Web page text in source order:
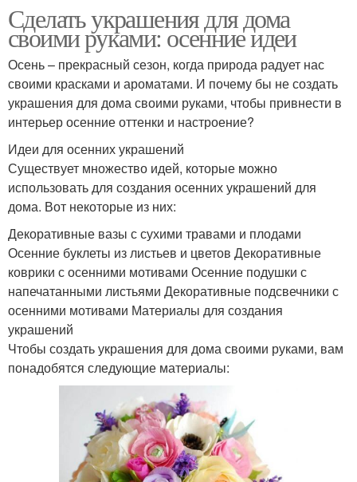
Сделать украшения для дома
своими руками: осенние идеи
Осень – прекрасный сезон, когда природа радует нас
своими красками и ароматами. И почему бы не создать
украшения для дома своими руками, чтобы привнести в
интерьер осенние оттенки и настроение?
Идеи для осенних украшений
Существует множество идей, которые можно
использовать для создания осенних украшений для
дома. Вот некоторые из них:
Декоративные вазы с сухими травами и плодами
Осенние буклеты из листьев и цветов Декоративные
коврики с осенними мотивами Осенние подушки с
напечатанными листьями Декоративные подсвечники с
осенними мотивами Материалы для создания
украшений
Чтобы создать украшения для дома своими руками, вам
понадобятся следующие материалы: